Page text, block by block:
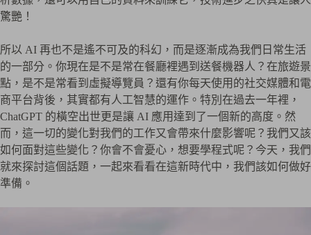
驚艷！
所以 AI 再也不是遙不可及的科幻，而是逐漸成為我們日常生活
的一部分。你現在是不是常在餐廳裡遇到送餐機器人？在旅遊景
點，是不是常看到虛擬導覽員？還有你每天使用的社交媒體和電
商平台背後，其實都有人工智慧的運作。特別在過去一年裡，
ChatGPT 的橫空出世更是讓 AI 應用達到了一個新的高度。然
而，這一切的變化對我們的工作又會帶來什麼影響呢？我們又該
如何面對這些變化？你會不會憂心，想要學程式呢？今天，我們
就來探討這個話題，一起來看看在這新時代中，我們該如何做好
準備。